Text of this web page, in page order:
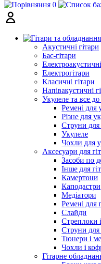
0
Акустичні гітари
Бас-гітари
Електрогітари
Класичні гітари
Напівакустичні
Укулеле та все до
Ремені для
Різне для
Струни для
Укулеле
Чохли для
Аксесуари для
Засоби по
Інше для
Камертони
Каподастри
Медіатори
Ремені для
Слайди
Стреплоки
Струни для
Тюнери і
Чохли і
Гітарне